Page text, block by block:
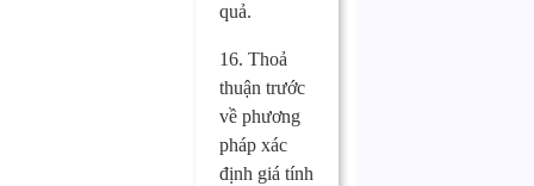
quả.
16. Thoả
thuận trước
về phương
pháp xác
định giá tính